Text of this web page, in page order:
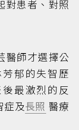
對患者、對照
醫師才選擇公
郁的失智歷
最激烈的反
症及長照 醫療